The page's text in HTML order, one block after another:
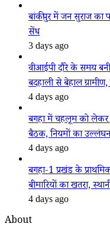
बांकीपुर में जन सुराज
सेंध
3 days ago
वीआईपी दौरे के समय
बदहाली से बेहाल ग्रामीण,
4 days ago
बगहा में चहलूम को लेकर
बैठक, नियमों का उल्लंघन
4 days ago
बगहा-1 प्रखंड के
बीमारियों का खतरा,
4 days ago
About